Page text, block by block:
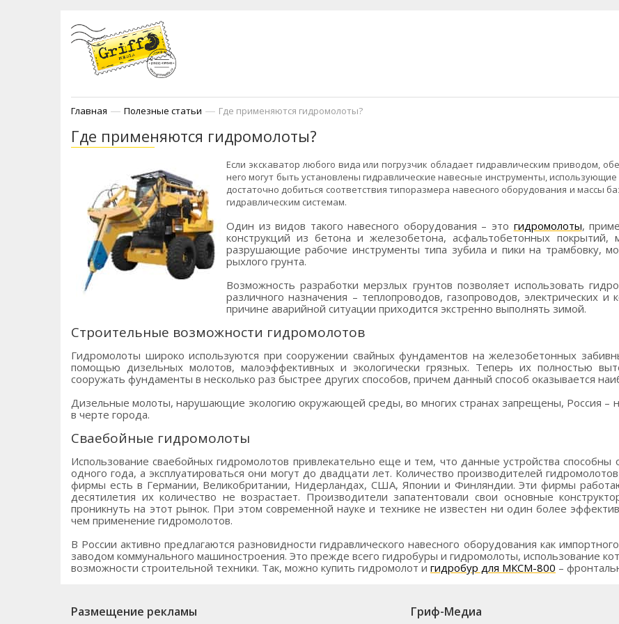
Главная — Полезные статьи — Где применяются гидромолоты?
Где применяются гидромолоты?
Если экскаватор любого вида или погрузчик обладает гидравлическим приводом,
него могут быть установлены гидравлические навесные инструменты,
достаточно добиться соответствия типоразмера навесного оборудования и массы
гидравлическим системам.
Один из видов такого навесного оборудования – это гидромолоты,
конструкций из бетона и железобетона, асфальтобетонных покрытий,
разрушающие рабочие инструменты типа зубила и пики на трамбовку,
рыхлого грунта.
Возможность разработки мерзлых грунтов позволяет использовать
различного назначения – теплопроводов, газопроводов, электрических
причине аварийной ситуации приходится экстренно выполнять зимой.
Строительные возможности гидромолотов
Гидромолоты широко используются при сооружении свайных фундаментов на железобетонных
помощью дизельных молотов, малоэффективных и экологически грязных. Теперь их полностью
сооружать фундаменты в несколько раз быстрее других способов, причем данный способ оказывается
Дизельные молоты, нарушающие экологию окружающей среды, во многих странах запрещены, Россия –
в черте города.
Сваебойные гидромолоты
Использование сваебойных гидромолотов привлекательно еще и тем, что данные устройства
одного года, а эксплуатироваться они могут до двадцати лет. Количество производителей
фирмы есть в Германии, Великобритании, Нидерландах, США, Японии и Финляндии. Эти фирмы
десятилетия их количество не возрастает. Производители запатентовали свои основные
проникнуть на этот рынок. При этом современной науке и технике не известен ни один более
чем применение гидромолотов.
В России активно предлагаются разновидности гидравлического навесного оборудования как
заводом коммунального машиностроения. Это прежде всего гидробуры и гидромолоты, использование
возможности строительной техники. Так, можно купить гидромолот и гидробур для МКСМ-800 –
Размещение рекламы Гриф-Медиа